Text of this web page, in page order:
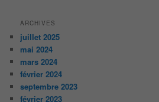
ARCHIVES
juillet 2025
mai 2024
mars 2024
février 2024
septembre 2023
février 2023